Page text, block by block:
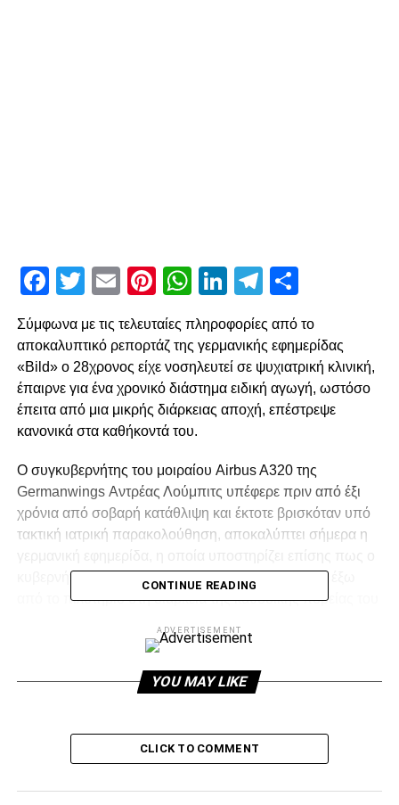
Facebook
Twitter
EmailPinterest
WhatsApp
LinkedIn
Telegram
Σύμφωνα με τις τελευταίες πληροφορίες από το
αποκαλυπτικό ρεπορτάζ της γερμανικής εφημερίδας
«Bild» ο 28χρονος είχε νοσηλευτεί σε ψυχιατρική κλινική,
έπαιρνε για ένα χρονικό διάστημα ειδική αγωγή, ωστόσο
έπειτα από μια μικρής διάρκειας αποχή, επέστρεψε
κανονικά στα καθήκοντά του.
Ο συγκυβερνήτης του μοιραίου Airbus A320 της
Germanwings Αντρέας Λούμπιτς υπέφερε πριν από έξι
χρόνια από σοβαρή κατάθλιψη και έκτοτε βρισκόταν υπό
τακτική ιατρική παρακολούθηση, αποκαλύπτει σήμερα η
κυβερνήτης του αεροπλάνου, ο οποίος βρισκόταν έξω
από το πιλοτήριο στη διάρκεια της καθοδικής πορείας του
την πόρτα του πιλοτηρίου με ένα τσεκούρι.
CONTINUE READING
ADVERTISEMENT
YOU MAY LIKE
CLICK TO COMMENT